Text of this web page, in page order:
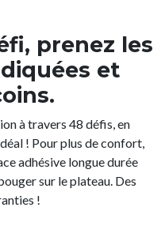
prenez les
et
à travers 48 défis, en
! Pour plus de confort,
adhésive longue durée
sur le plateau. Des
!